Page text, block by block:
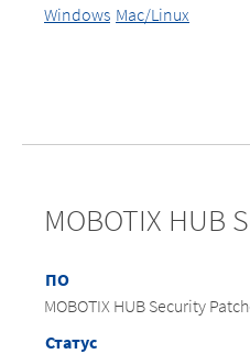
Windows Mac/Linux
MOBOTIX HUB
ПО
MOBOTIX HUB Security
Статус